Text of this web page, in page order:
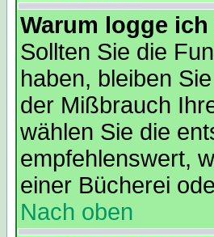
Warum logge
Sollten Sie die
haben, bleiben
der Mißbrauch
wählen Sie die
empfehlenswert,
einer Bücherei
Nach oben